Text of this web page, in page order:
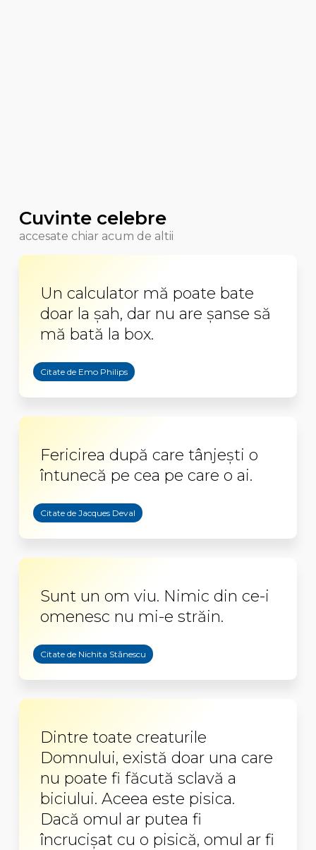
Cuvinte celebre
accesate chiar acum de altii
Un calculator mă poate bate
doar la şah, dar nu are şanse să
mă bată la box.
Citate de Emo Philips
Fericirea după care tânjești o
întunecă pe cea pe care o ai.
Citate de Jacques Deval
Sunt un om viu. Nimic din ce-i
omenesc nu mi-e străin.
Citate de Nichita Stănescu
Dintre toate creaturile
Domnului, există doar una care
nu poate fi făcută sclavă a
biciului. Aceea este pisica.
Dacă omul ar putea fi
încrucișat cu o pisică, omul ar fi